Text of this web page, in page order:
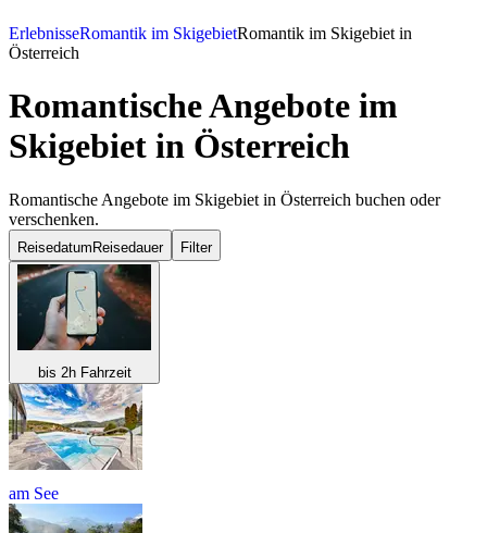
ErlebnisseRomantik im SkigebietRomantik im Skigebiet in
Österreich
Romantische Angebote im
Skigebiet in Österreich
Romantische Angebote im Skigebiet in Österreich buchen oder
verschenken.
Reisedatum Reisedauer Filter
bis 2h Fahrzeit
am See